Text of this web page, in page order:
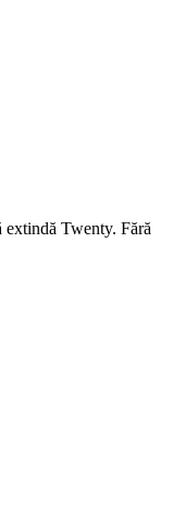
extindă Twenty. Fără